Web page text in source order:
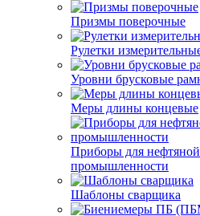
Призмы поверочные
Рулетки
Уровни брусковые
Меры длины концевые
Приборы для нефтяной
промышленности
Шаблоны сварщика